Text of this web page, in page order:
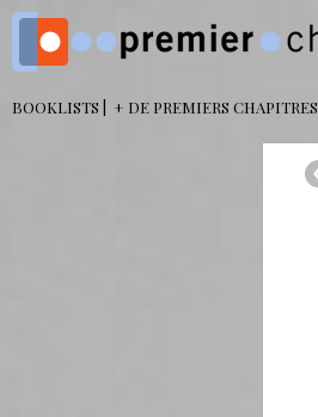
BOOKLISTS + DE PREMIERS CHAPITRES